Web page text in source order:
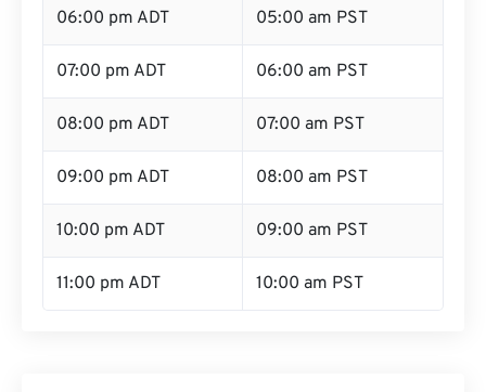
06:00 pm ADT 05:00 am PST
07:00 pm ADT 06:00 am PST
08:00 pm ADT 07:00 am PST
09:00 pm ADT 08:00 am PST
10:00 pm ADT 09:00 am PST
11:00 pm ADT 10:00 am PST